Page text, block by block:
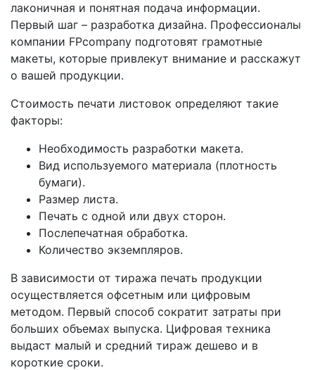
лаконичная и понятная подача информации.
Первый шаг – разработка дизайна. Профессионалы
компании FPcompany подготовят грамотные
макеты, которые привлекут внимание и расскажут
о вашей продукции.
Стоимость печати листовок определяют такие
факторы:
Необходимость разработки макета.
Вид используемого материала (плотность
бумаги).
Размер листа.
Печать с одной или двух сторон.
Послепечатная обработка.
Количество экземпляров.
В зависимости от тиража печать продукции
осуществляется офсетным или цифровым
методом. Первый способ сократит затраты при
больших объемах выпуска. Цифровая техника
выдаст малый и средний тираж дешево и в
короткие сроки.